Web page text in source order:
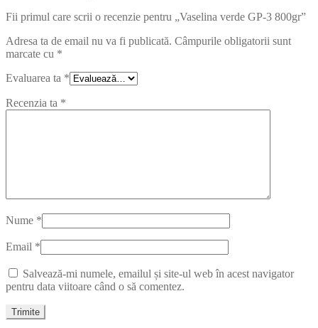
Fii primul care scrii o recenzie pentru „Vaselina verde GP-3 800gr”
Adresa ta de email nu va fi publicată. Câmpurile obligatorii sunt
marcate cu *
Evaluarea ta *
Recenzia ta *
Nume *
Email *
Salvează-mi numele, emailul și site-ul web în acest navigator
pentru data viitoare când o să comentez.